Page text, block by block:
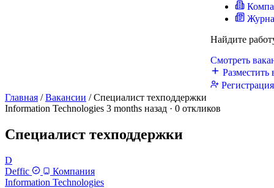
Найдите
Смотреть
Разместить
Главная / Вакансии / Специалист техподдержки
Information Technologies 3 months назад · 0 откликов
Специалист техподдержки
D
Deffic
Компания
Information Technologies